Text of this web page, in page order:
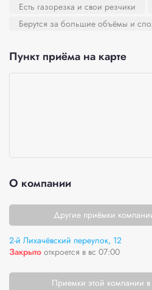
Есть газорезка и свои резчики
Берутся за большие объёмы и
Пункт приёма на карте
О компании
Другие приёмки
2-й Лихачёвский переулок, 12
Закрыто откроется в вс 07:00
Приемки этой компании в